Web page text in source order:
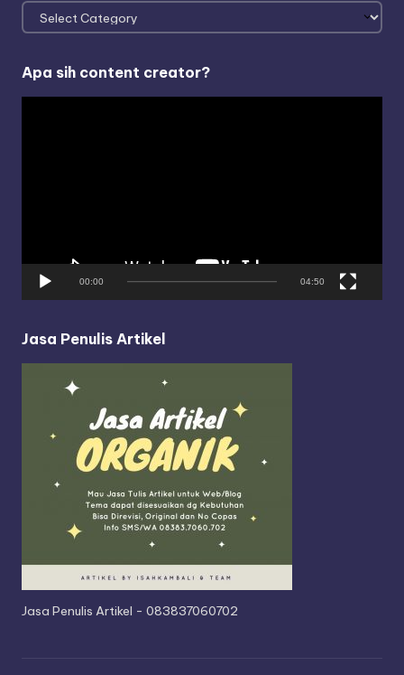
Categories
Apa sih content creator?
00:00 04:50
Jasa Penulis Artikel
Jasa Penulis Artikel - 083837060702